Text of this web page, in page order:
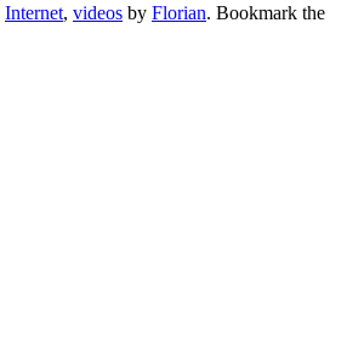
Internet, videos by Florian. Bookmark the